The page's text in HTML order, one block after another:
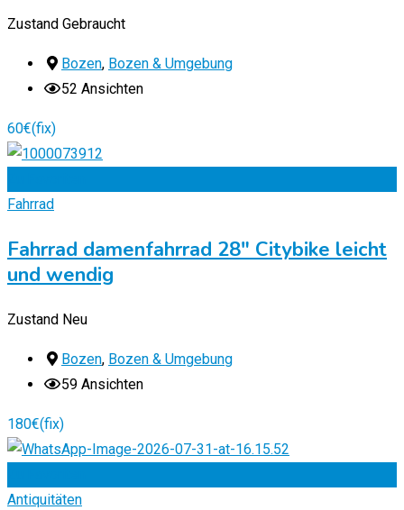
Zustand Gebraucht
Bozen, Bozen & Umgebung
52 Ansichten
60€(fix)
Fahrrad
Fahrrad damenfahrrad 28″ Citybike leicht
und wendig
Zustand Neu
Bozen, Bozen & Umgebung
59 Ansichten
180€(fix)
Antiquitäten